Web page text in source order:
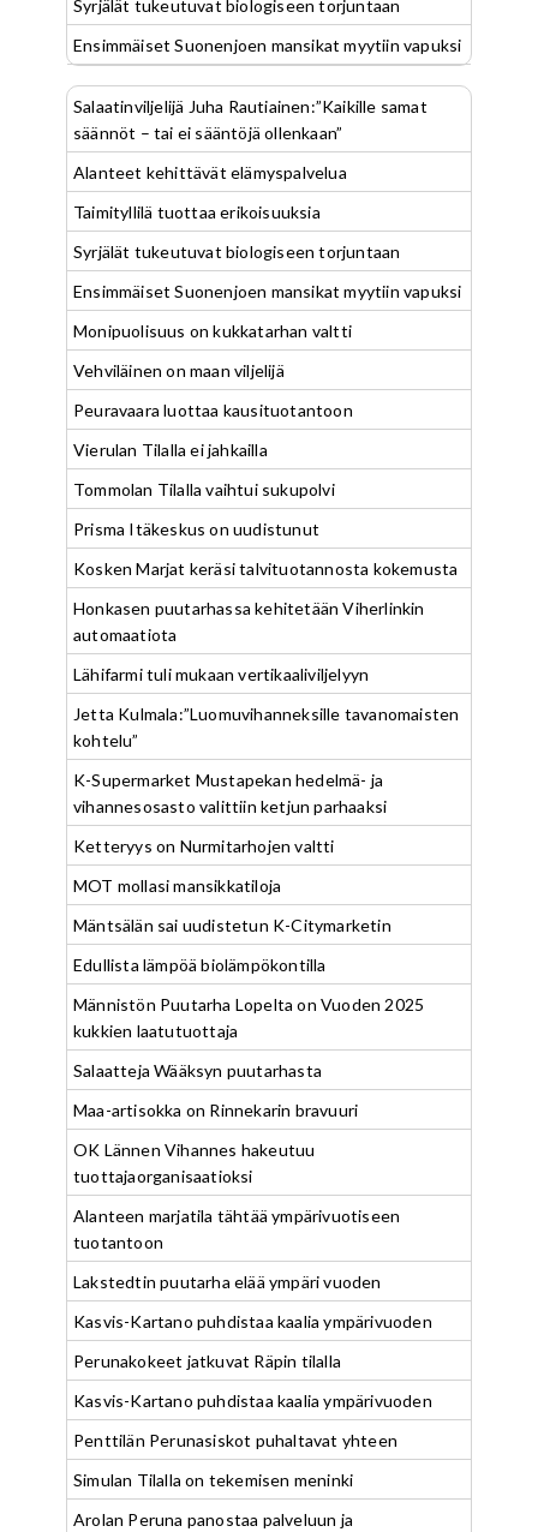
Syrjälät tukeutuvat biologiseen torjuntaan
Ensimmäiset Suonenjoen mansikat myytiin vapuksi
Salaatinviljelijä Juha Rautiainen:”Kaikille samat
säännöt – tai ei sääntöjä ollenkaan”
Alanteet kehittävät elämyspalvelua
Taimityllilä tuottaa erikoisuuksia
Syrjälät tukeutuvat biologiseen torjuntaan
Ensimmäiset Suonenjoen mansikat myytiin vapuksi
Monipuolisuus on kukkatarhan valtti
Vehviläinen on maan viljelijä
Peuravaara luottaa kausituotantoon
Vierulan Tilalla ei jahkailla
Tommolan Tilalla vaihtui sukupolvi
Prisma Itäkeskus on uudistunut
Kosken Marjat keräsi talvituotannosta kokemusta
Honkasen puutarhassa kehitetään Viherlinkin
automaatiota
Lähifarmi tuli mukaan vertikaaliviljelyyn
Jetta Kulmala:”Luomuvihanneksille tavanomaisten
kohtelu”
K-Supermarket Mustapekan hedelmä- ja
vihannesosasto valittiin ketjun parhaaksi
Ketteryys on Nurmitarhojen valtti
MOT mollasi mansikkatiloja
Mäntsälän sai uudistetun K-Citymarketin
Edullista lämpöä biolämpökontilla
Männistön Puutarha Lopelta on Vuoden 2025
kukkien laatutuottaja
Salaatteja Wääksyn puutarhasta
Maa-artisokka on Rinnekarin bravuuri
OK Lännen Vihannes hakeutuu
tuottajaorganisaatioksi
Alanteen marjatila tähtää ympärivuotiseen
tuotantoon
Lakstedtin puutarha elää ympäri vuoden
Kasvis-Kartano puhdistaa kaalia ympärivuoden
Perunakokeet jatkuvat Räpin tilalla
Kasvis-Kartano puhdistaa kaalia ympärivuoden
Penttilän Perunasiskot puhaltavat yhteen
Simulan Tilalla on tekemisen meninki
Arolan Peruna panostaa palveluun ja